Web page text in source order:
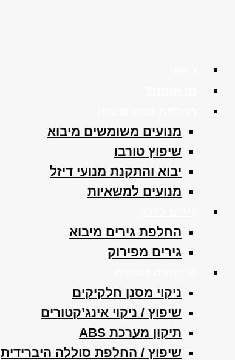
מנועים משומשים מיבוא
שיפוץ טורבו
יבוא והתקנת מנועי דיזל
מנועים למשאיות
החלפת גירים מיבוא
גירים מפירוק
ניקוי מסנן חלקיקים
שיפוץ / ניקוי אינג’קטורים
תיקון מערכת ABS
שיפוץ / החלפת סוללה היברידית